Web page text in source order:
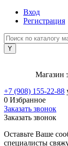
Вход
Регистрация
Магазин
+7 (908) 155-22-88
0 Избранное
Заказать звонок
Заказать звонок
Оставьте Ваше
специалисты